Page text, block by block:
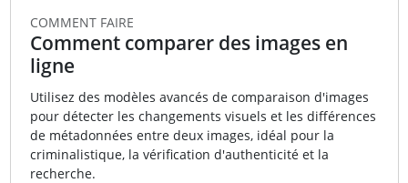
COMMENT FAIRE
Comment comparer des images en
ligne
Utilisez des modèles avancés de comparaison d'images
pour détecter les changements visuels et les différences
de métadonnées entre deux images, idéal pour la
criminalistique, la vérification d'authenticité et la
recherche.